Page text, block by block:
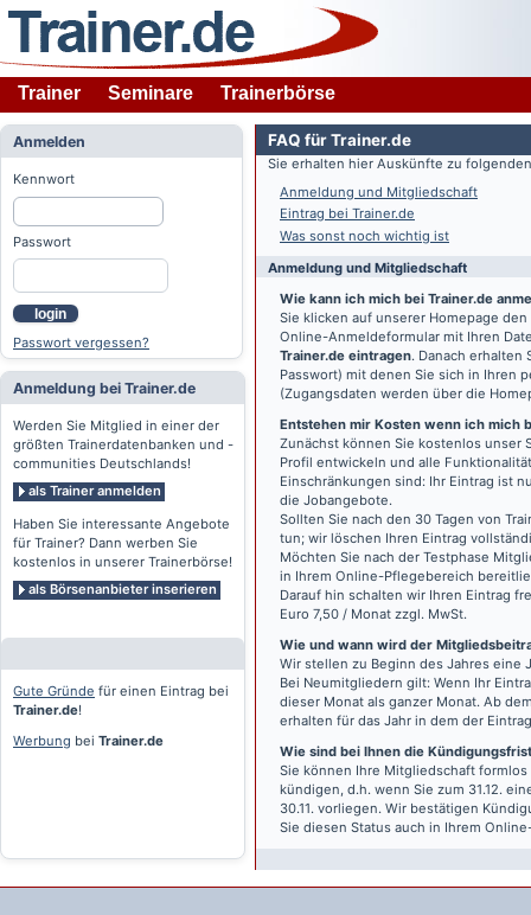
Trainer Seminare Trainerbörse
Anmelden
Kennwort
Passwort
login
Passwort vergessen?
Anmeldung bei Trainer.de
Werden Sie Mitglied in einer der
größten Trainerdatenbanken und -
communities Deutschlands!
als Trainer anmelden
Haben Sie interessante Angebote
für Trainer? Dann werben Sie
kostenlos in unserer Trainerbörse!
als Börsenanbieter inserieren
Gute Gründe für einen Eintrag bei
Trainer.de!
Werbung bei Trainer.de
FAQ für Trainer.de
Sie erhalten hier Auskünfte zu
Anmeldung und Mitgliedschaft
Eintrag bei Trainer.de
Was sonst noch wichtig ist
Anmeldung und Mitgliedschaft
Wie kann ich mich bei Trainer.de
Sie klicken auf unserer Homepage
Online-Anmeldeformular mit Ihren
Trainer.de eintragen. Danach erhalten
Passwort) mit denen Sie sich in Ihren
(Zugangsdaten werden über die
Entstehen mir Kosten wenn ich mich
Zunächst können Sie kostenlos unser
Profil entwickeln und alle
Einschränkungen sind: Ihr Eintrag ist
die Jobangebote.
Sollten Sie nach den 30 Tagen von
tun; wir löschen Ihren Eintrag
Möchten Sie nach der Testphase
in Ihrem Online-Pflegebereich
Darauf hin schalten wir Ihren Eintrag
Euro 7,50 / Monat zzgl. MwSt.
Wie und wann wird der
Wir stellen zu Beginn des Jahres eine
Bei Neumitgliedern gilt: Wenn Ihr
dieser Monat als ganzer Monat. Ab
erhalten für das Jahr in dem der
Wie sind bei Ihnen die
Sie können Ihre Mitgliedschaft
kündigen, d.h. wenn Sie zum 31.12.
30.11. vorliegen. Wir bestätigen
Sie diesen Status auch in Ihrem